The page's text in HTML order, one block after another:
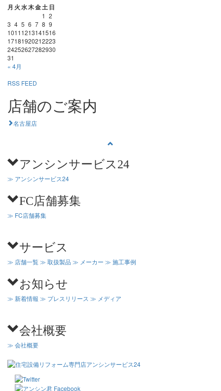
月 火水木金土 日
1 2
3 4 5 6 7 8 9
10111213141516
17181920212223
24252627282930
31
« 4月
RSS FEED
店舗のご案内
名古屋店
アンシンサービス24
≫ アンシンサービス24
FC店舗募集
≫ FC店舗募集
サービス
≫ 店舗一覧≫ 取扱製品 ≫ メーカー ≫ 施工事例
お知らせ
≫ 新着情報 ≫ プレスリリース ≫ メディア
会社概要
≫ 会社概要